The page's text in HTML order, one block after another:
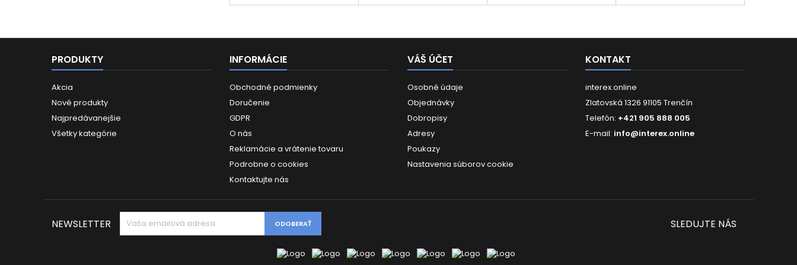
88 mm
zariadenie s konektormi
navrhnutý tak, aby pokryl
priestoru nádych luxusu a
odolnosť, aby ste mohli...
PRODUKTY
Akcia
Nové produkty
Najpredávanejšie
Všetky kategórie
INFORMÁCIE
Obchodné podmienky
Doručenie
GDPR
O nás
Reklamácie a vrátenie tovaru
Podrobne o cookies
Kontaktujte nás
VÁŠ ÚČET
Osobné údaje
Objednávky
Dobropisy
Adresy
Poukazy
Nastavenia súborov cookie
KONTAKT
interex.online
Zlatovská 1326 91105 Trenčín
Telefón: +421 905 888 005
E-mail: info@interex.online
NEWSLETTER SLEDUJTE NÁS